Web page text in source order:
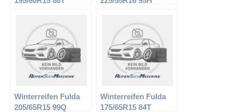
Winterreifen Fulda
205/65R15 99Q
Winterreifen Fulda
175/65R15 84T